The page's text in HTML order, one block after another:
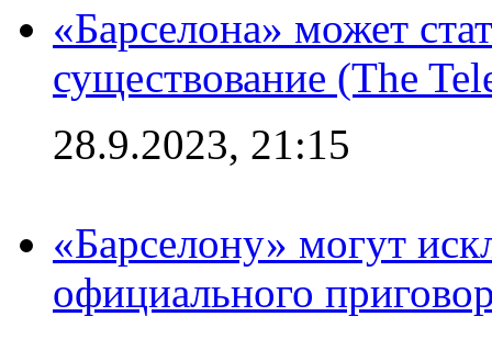
«Барселона» может
существование (The
28.9.2023, 21:15
«Барселону» могут
официального